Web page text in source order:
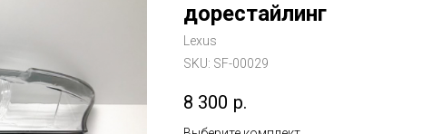
дорестайлинг
Lexus
SKU: SF-00029
8 300 р.